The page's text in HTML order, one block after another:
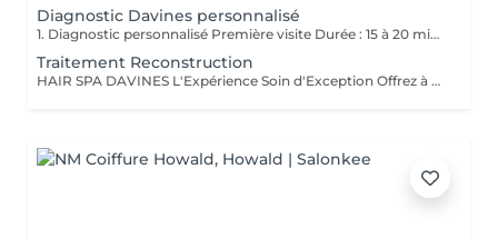
Diagnostic Davines personnalisé
1. Diagnostic personnalisé Première visite Durée : 15 à 20 minutes Service offert et obligatoire pour votre 1er rendez-vous; Lors de votre première visite dans notre salon, nous vous offrons un diagnostic personnalisé obligatoire, afin de faire connaissance, comprendre vos habitudes capillaires, vos attentes, vos envies mais aussi les particularités de votre cheveu et de votre cuir chevelu. Nous prenons le temps d'analyser ensemble la texture, la santé de vos cheveux, votre morphologie, votre style de vie et votre routine beauté pour vous proposer un accompagnement sur-mesure. Ce moment d'échange nous permet de bâtir une relation de confiance, de vous conseiller les prestations les plus adaptées et de vous guider vers un résultat à la hauteur de vos attentes. Ce diagnostic est la base indispensable pour toute prestation, et particulièrement essentiel pour garantir cohérence, satisfaction et sécurité dès la première rencontre. 2. Conseil transformation / relooking Durée : 20 à 30 minutes Service offert sur rendez-vous Vous envisagez un changement de look, une transformation capillaire ou un relooking complet ? Nous vous proposons un rendez-vous conseil dédié. Ce service est inclus gracieusement en complément d'un rendez-vous déjà réservé en ligne (coupe, couleur, etc.) lorsque vous souhaitez un changement de style ou une transformation capillaire. Il sera ajouté à votre prestation demandée afin de nous permettre de prendre le temps nécessaire pour un conseil personnalisé, sans impacter la qualité de notre travail. Lors de cette consultation, nous échangeons en profondeur sur vos envies de changement : nouvelle coupe, nouvelle couleur, style différent, inspiration particulière Nous réalisons une analyse morphologique, une étude de vos traits, de votre carnation, de vos cheveux et de votre style de vie pour vous orienter vers des propositions cohérentes et valorisantes. Ce service est vivement conseillé avant toute transformation afin d'assurer un résultat harmonieux, durable et en accord avec votre personnalité.
Traitement Reconstruction
HAIR SPA DAVINES L'Expérience Soin d'Exception Offrez à vos cheveux et votre cuir chevelu un rituel sur mesure grâce aux Hair Spa Davines, une gamme de traitements professionnels conçus pour répondre aux besoins spécifiques de votre fibre capillaire. Chaque soin est réalisé avec des formules naturelles, riches en actifs puissants, pour des cheveux plus forts, plus sains et éclatants de beauté. Traitement Reconstruction Soin Profond Réparateur Idéal pour les cheveux abîmés, fragilisés ou sensibilisés par les colorations, la chaleur et les agressions extérieures. Ce soin hautement concentré en protéines végétales et kératine pénètre en profondeur pour renforcer la fibre capillaire et lui redonner élasticité, douceur et résistance. Répare et reconstruit la fibre capillaire Réduit la casse et renforce les longueurs Apporte douceur et brillance Offrez à vos cheveux l'expertise des Hair Spa Davines et profitez d'un moment de détente absolue dans notre salon !